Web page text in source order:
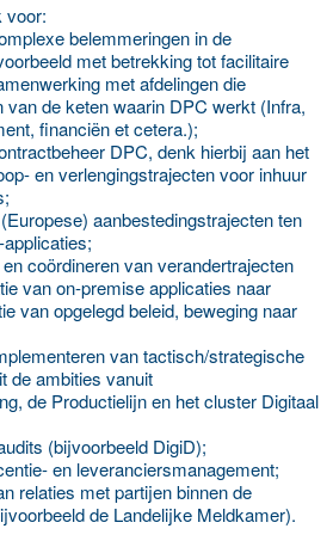
voor:
belemmeringen in de
met betrekking tot facilitaire
met afdelingen die
van de keten waarin DPC werkt (Infra,
financiën et cetera.);
DPC, denk hierbij aan het
en verlengingstrajecten voor inhuur
aanbestedingstrajecten ten
coördineren van verandertrajecten
van on-premise applicaties naar
van opgelegd beleid, beweging naar
van tactisch/strategische
de ambities vanuit
de Productielijn en het cluster Digitaal
(bijvoorbeeld DigiD);
en leveranciersmanagement;
relaties met partijen binnen de
de Landelijke Meldkamer).